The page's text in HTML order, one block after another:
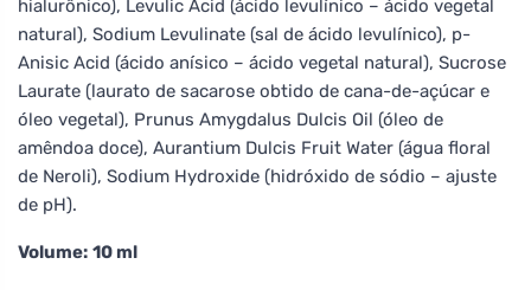
hialurônico), Levulic Acid (ácido levulínico – ácido vegetal
natural), Sodium Levulinate (sal de ácido levulínico), p-
Anisic Acid (ácido anísico – ácido vegetal natural), Sucrose
Laurate (laurato de sacarose obtido de cana-de-açúcar e
óleo vegetal), Prunus Amygdalus Dulcis Oil (óleo de
amêndoa doce), Aurantium Dulcis Fruit Water (água floral
de Neroli), Sodium Hydroxide (hidróxido de sódio – ajuste
de pH).
Volume: 10 ml